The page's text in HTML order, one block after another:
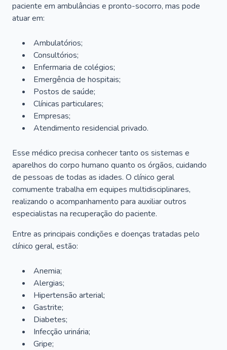
paciente em ambulâncias e pronto-socorro, mas pode
atuar em:
Ambulatórios;
Consultórios;
Enfermaria de colégios;
Emergência de hospitais;
Postos de saúde;
Clínicas particulares;
Empresas;
Atendimento residencial privado.
Esse médico precisa conhecer tanto os sistemas e
aparelhos do corpo humano quanto os órgãos, cuidando
de pessoas de todas as idades. O clínico geral
comumente trabalha em equipes multidisciplinares,
realizando o acompanhamento para auxiliar outros
especialistas na recuperação do paciente.
Entre as principais condições e doenças tratadas pelo
clínico geral, estão:
Anemia;
Alergias;
Hipertensão arterial;
Gastrite;
Diabetes;
Infecção urinária;
Gripe;